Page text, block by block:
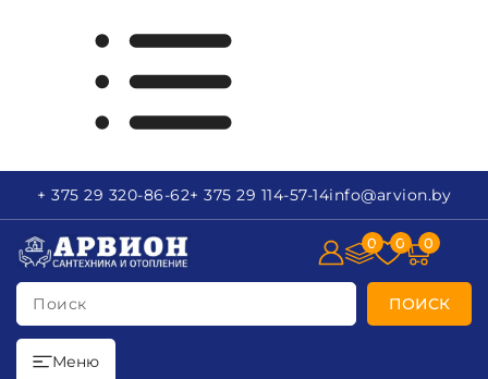
+ 375 29 320-86-62+ 375 29 114-57-14info@arvion.by
Поиск ПОИСК
0 0 0
Меню